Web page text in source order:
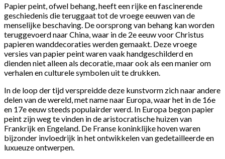
Papier peint, ofwel behang, heeft een rijke en fascinerende
geschiedenis die teruggaat tot de vroege eeuwen van de
menselijke beschaving. De oorsprong van behang kan worden
teruggevoerd naar China, waar in de 2e eeuw voor Christus
papieren wanddecoraties werden gemaakt. Deze vroege
versies van papier peint waren vaak handgeschilderd en
dienden niet alleen als decoratie, maar ook als een manier om
verhalen en culturele symbolen uit te drukken.
In de loop der tijd verspreidde deze kunstvorm zich naar andere
delen van de wereld, met name naar Europa, waar het in de 16e
en 17e eeuw steeds populairder werd. In Europa begon papier
peint zijn weg te vinden in de aristocratische huizen van
Frankrijk en Engeland. De Franse koninklijke hoven waren
bijzonder invloedrijk in het ontwikkelen van gedetailleerde en
luxueuze ontwerpen.